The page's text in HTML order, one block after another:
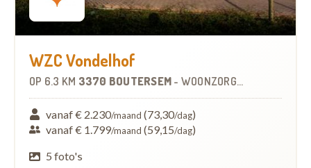
WZC Vondelhof
OP 6.3 KM 3370 BOUTERSEM - WOONZORGCENTRUM (WZC)
vanaf € 2.230/maand (73,30/dag)
vanaf € 1.799/maand (59,15/dag)
5 foto's